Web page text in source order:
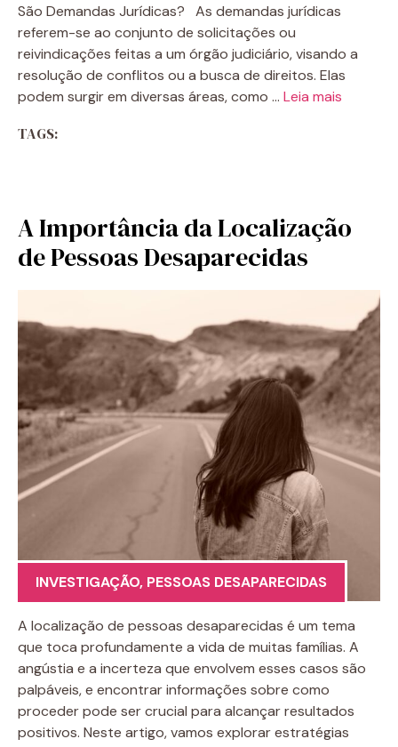
São Demandas Jurídicas? As demandas jurídicas
referem-se ao conjunto de solicitações ou
reivindicações feitas a um órgão judiciário, visando a
resolução de conflitos ou a busca de direitos. Elas
podem surgir em diversas áreas, como … Leia mais
TAGS:
A Importância da Localização
de Pessoas Desaparecidas
INVESTIGAÇÃO, PESSOAS DESAPARECIDAS
A localização de pessoas desaparecidas é um tema
que toca profundamente a vida de muitas famílias. A
angústia e a incerteza que envolvem esses casos são
palpáveis, e encontrar informações sobre como
proceder pode ser crucial para alcançar resultados
positivos. Neste artigo, vamos explorar estratégias